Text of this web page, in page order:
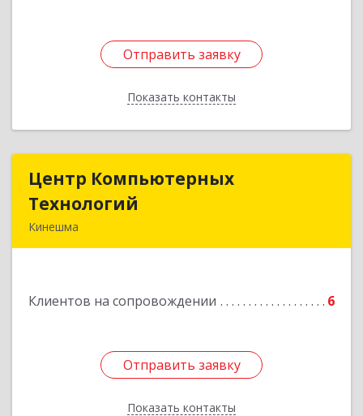
Отправить заявку
Показать контакты
Отправить заявку
Назад
Центр Компьютерных
Технологий
Кинешма
Клиентов на сопровождении 6
Отправить заявку
Показать контакты
Центр Компьютерных
Подробнее
Отправить заявку
Назад